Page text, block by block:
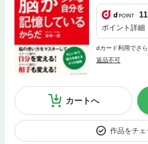
11
ポイント詳細
dカード利用でさ
返品不可
カートへ
作品をチェ